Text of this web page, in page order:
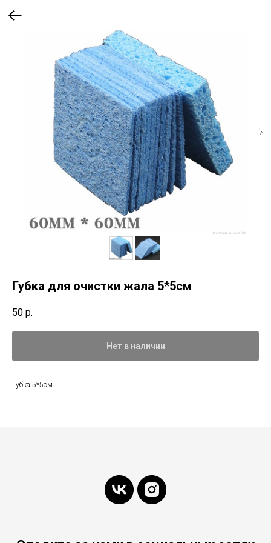
Губка для очистки жала 5*5см
50 р.
Нет в наличии
Губка 5*5см